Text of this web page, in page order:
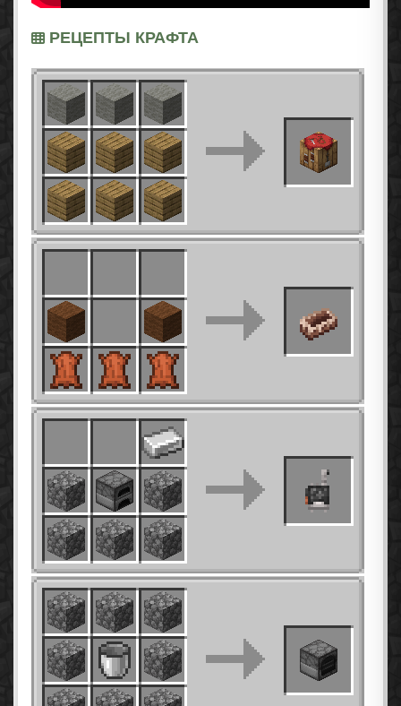
РЕЦЕПТЫ КРАФТА